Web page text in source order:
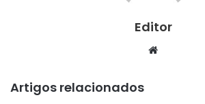
Editor
Website
Artigos relacionados